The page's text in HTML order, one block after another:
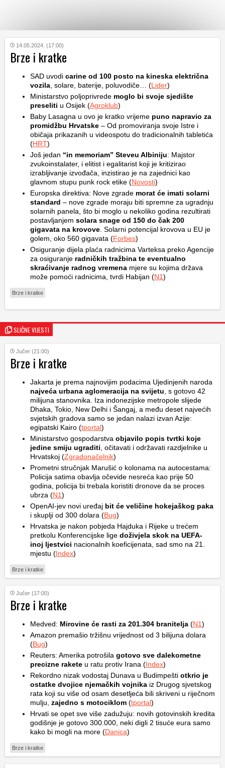
KATEGORIJE
HRVATSKI
WEB
14.05.2024. (17:00)
Brze i kratke
SAD uvodi carine od 100 posto na kineska električna
vozila , solare, baterije, poluvodiče… (Lider)
Ministarstvo poljoprivrede moglo bi svoje sjedište
preseliti u Osijek (Agroklub)
Baby Lasagna u ovo je kratko vrijeme puno napravio za
promidžbu Hrvatske – Od promoviranja svoje Istre i
običaja prikazanih u videospotu do tradicionalnih tabletića
(HRT)
Još jedan “in memoriam” Steveu Albiniju: Majstor
zvukoinstalater, i elitist i egalitarist koji je kritizirao
izrabljivanje izvođača, inzistirao je na zajednici kao
glavnom stupu punk rock etike (Novosti)
Europska direktiva: Nove zgrade morat će imati solarni
standard – nove zgrade moraju biti spremne za ugradnju
solarnih panela, što bi moglo u nekoliko godina rezultirati
postavljanjem solara snage od 150 do čak 200
gigavata na krovove . Solarni potencijal krovova u EU je
golem, oko 560 gigavata (Forbes)
Osiguranje dijela plaća radnicima Varteksa preko Agencije
za osiguranje radničkih tražbina te eventualno
skraćivanje radnog vremena mjere su kojima država
može pomoći radnicima, tvrdi Habijan (N1)
Brze i kratke
SLIČNE VIJESTI
Jučer (21:00)
Brze i kratke
Jakarta je prema najnovijim podacima Ujedinjenih naroda
najveća urbana aglomeracija na svijetu , s gotovo 42
milijuna stanovnika. Iza indonezijske metropole slijede
Dhaka, Tokio, New Delhi i Šangaj, a među deset najvećih
svjetskih gradova samo se jedan nalazi izvan Azije:
egipatski Kairo (tportal)
Ministarstvo gospodarstva objavilo popis tvrtki koje
jedine smiju ugraditi , očitavati i održavati razdjelnike u
Hrvatskoj (Zgradonačelnik)
Prometni stručnjak Marušić o kolonama na autocestama:
Policija satima obavlja očevide nesreća kao prije 50
godina, policija bi trebala koristiti dronove da se proces
ubrza (N1)
OpenAI-jev novi uređaj bit će veličine hokejaškog paka
i skuplji od 300 dolara (Bug)
Hrvatska je nakon pobjeda Hajduka i Rijeke u trećem
pretkolu Konferencijske lige doživjela skok na UEFA-
inoj ljestvici nacionalnih koeficijenata, sad smo na 21.
mjestu (Index)
Brze i kratke
Jučer (17:00)
Brze i kratke
Medved: Mirovine će rasti za 201.304 branitelja (N1)
Amazon premašio tržišnu vrijednost od 3 bilijuna dolara
(Bug)
Reuters: Amerika potrošila gotovo sve dalekometne
precizne rakete u ratu protiv Irana (Index)
Rekordno nizak vodostaj Dunava u Budimpešti otkrio je
ostatke dvojice njemačkih vojnika iz Drugog sjvetskog
rata koji su više od osam desetljeća bili skriveni u riječnom
mulju, zajedno s motociklom (tportal)
Hrvati se opet sve više zadužuju: novih gotovinskih kredita
godišnje je gotovo 300.000, neki digli 2 tisuće eura samo
kako bi mogli na more (Danica)
Brze i kratke